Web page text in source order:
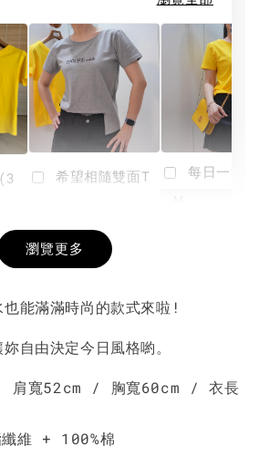
+
希望相隨雙面T
NT$ 190
-
每日一笑
瀏覽更多
能滿滿時尚的款式來啦!
自由決定今日風格喲。
肩寬52cm / 胸寬60cm / 衣長
維 + 100%棉